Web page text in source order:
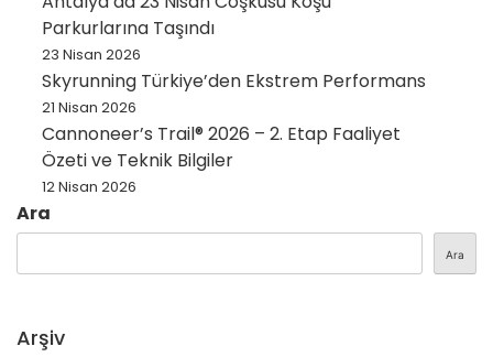
Parkurlarına Taşındı
23 Nisan 2026
Skyrunning Türkiye’den Ekstrem Performans
21 Nisan 2026
Cannoneer’s Trail® 2026 – 2. Etap Faaliyet
Özeti ve Teknik Bilgiler
12 Nisan 2026
Ara
Ara
Arşiv